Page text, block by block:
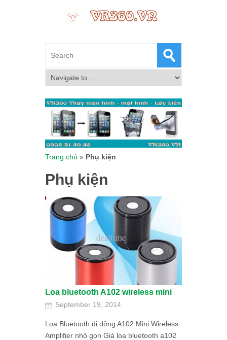
Trang chủ » Phụ kiện
Phụ kiện
Loa bluetooth A102 wireless mini
September 19, 2014
Loa Bluetooth di động A102 Mini Wireless
Amplifier nhỏ gọn Giá loa bluetooth a102